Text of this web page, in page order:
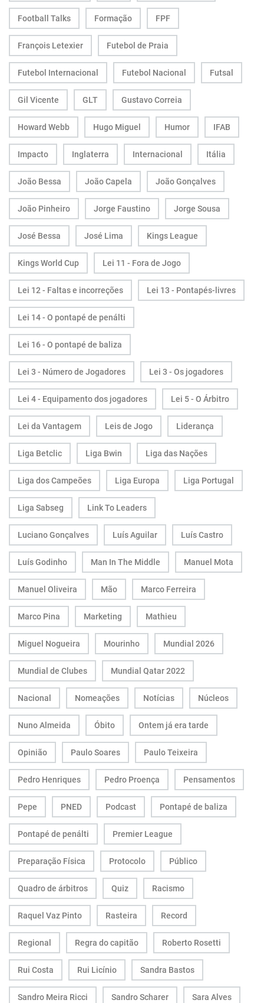
Football Talks Formação FPF
François Letexier Futebol de Praia
Futebol Internacional Futebol Nacional Futsal
Gil Vicente GLT Gustavo Correia
Howard Webb Hugo Miguel Humor IFAB
Impacto Inglaterra Internacional Itália
João Bessa João Capela João Gonçalves
João Pinheiro Jorge Faustino Jorge Sousa
José Bessa José Lima Kings League
Kings World Cup Lei 11 - Fora de Jogo
Lei 12 - Faltas e incorreções Lei 13 - Pontapés-livres
Lei 14 - O pontapé de penálti
Lei 16 - O pontapé de baliza
Lei 3 - Número de Jogadores Lei 3 - Os jogadores
Lei 4 - Equipamento dos jogadores Lei 5 - O Árbitro
Lei da Vantagem Leis de Jogo Liderança
Liga Betclic Liga Bwin Liga das Nações
Liga dos Campeões Liga Europa Liga Portugal
Liga Sabseg Link To Leaders
Luciano Gonçalves Luís Aguilar Luís Castro
Luís Godinho Man In The Middle Manuel Mota
Manuel Oliveira Mão Marco Ferreira
Marco Pina Marketing Mathieu
Miguel Nogueira Mourinho Mundial 2026
Mundial de Clubes Mundial Qatar 2022
Nacional Nomeações Notícias Núcleos
Nuno Almeida Óbito Ontem já era tarde
Opinião Paulo Soares Paulo Teixeira
Pedro Henriques Pedro Proença Pensamentos
Pepe PNED Podcast Pontapé de baliza
Pontapé de penálti Premier League
Preparação Física Protocolo Público
Quadro de árbitros Quiz Racismo
Raquel Vaz Pinto Rasteira Record
Regional Regra do capitão Roberto Rosetti
Rui Costa Rui Licínio Sandra Bastos
Sandro Meira Ricci Sandro Scharer Sara Alves